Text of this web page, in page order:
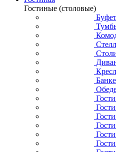
Гостиные (столовые)